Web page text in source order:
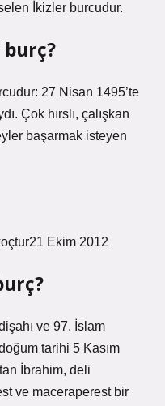
İkizler burcudur.
burç?
27 Nisan 1495’te
Çok hırslı, çalışkan
başarmak isteyen
Ekim 2012
ve 97. İslam
tarihi 5 Kasım
İbrahim, deli
ve maceraperest bir